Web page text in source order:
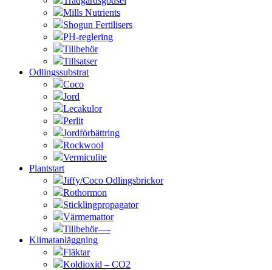
Mills Nutrients
Shogun Fertilisers
PH-reglering
Tillbehör
Tillsatser
Odlingssubstrat
Coco
Jord
Lecakulor
Perlit
Jordförbättring
Rockwool
Vermiculite
Plantstart
Jiffy/Coco Odlingsbrickor
Rothormon
Sticklingpropagator
Värmemattor
Tillbehör—-
Klimatanläggning
Fläktar
Koldioxid – CO2